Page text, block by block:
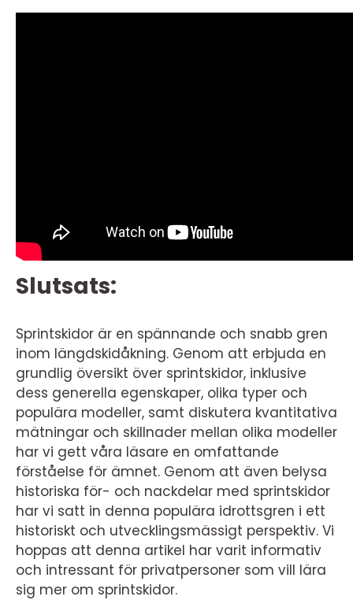
Slutsats:
Sprintskidor är en spännande och snabb gren
inom längdskidåkning. Genom att erbjuda en
grundlig översikt över sprintskidor, inklusive
dess generella egenskaper, olika typer och
populära modeller, samt diskutera kvantitativa
mätningar och skillnader mellan olika modeller
har vi gett våra läsare en omfattande
förståelse för ämnet. Genom att även belysa
historiska för- och nackdelar med sprintskidor
har vi satt in denna populära idrottsgren i ett
historiskt och utvecklingsmässigt perspektiv. Vi
hoppas att denna artikel har varit informativ
och intressant för privatpersoner som vill lära
sig mer om sprintskidor.